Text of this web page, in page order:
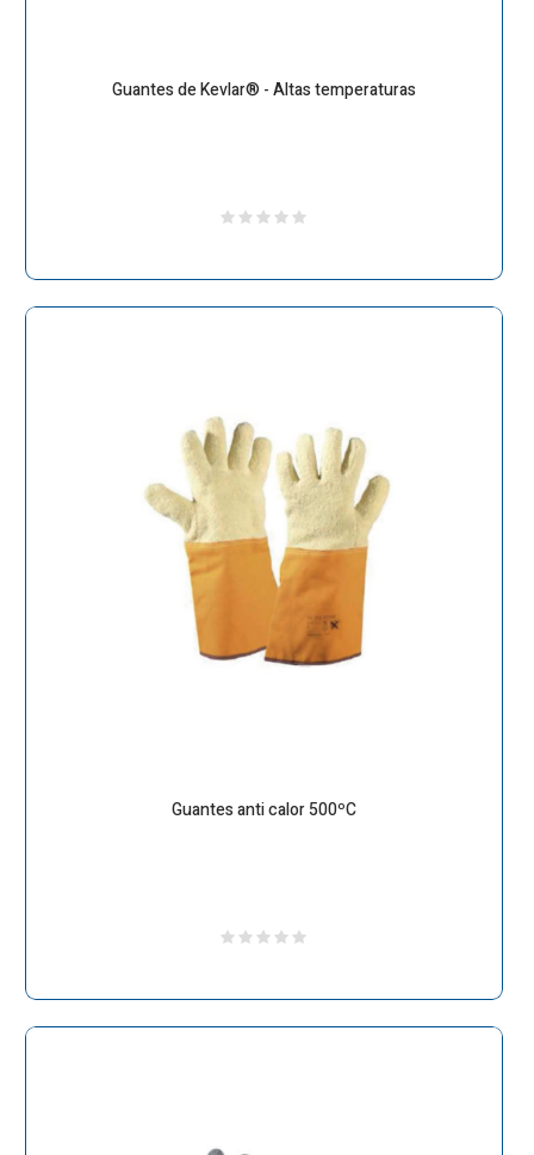
Guantes de Kevlar® - Altas temperaturas
Guantes anti calor 500ºC